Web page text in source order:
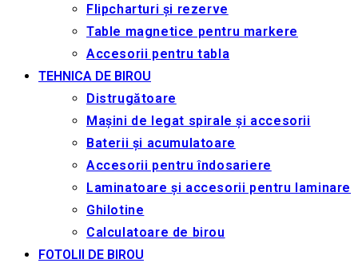
Flipcharturi și rezerve
Table magnetice pentru markere
Accesorii pentru tabla
TEHNICA DE BIROU
Distrugătoare
Mașini de legat spirale și accesorii
Baterii și acumulatoare
Accesorii pentru îndosariere
Laminatoare și accesorii pentru laminare
Ghilotine
Calculatoare de birou
FOTOLII DE BIROU